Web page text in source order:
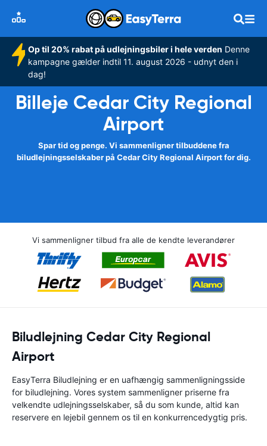
Op til 20% rabat på udlejningsbiler i hele verden Denne
kampagne gælder indtil 11. august 2026 - udnyt den i
dag!
Billeje Cedar City Regional
Airport
Spar tid og penge. Vi sammenligner tilbuddene fra
biludlejningsselskaber på Cedar City Regional Airport for dig.
Vi sammenligner tilbud fra alle de kendte leverandører
Biludlejning Cedar City Regional
Airport
EasyTerra Biludlejning er en uafhængig sammenligningsside
for biludlejning. Vores system sammenligner priserne fra
velkendte udlejningsselskaber, så du som kunde, altid kan
reservere en lejebil gennem os til en konkurrencedygtig pris.